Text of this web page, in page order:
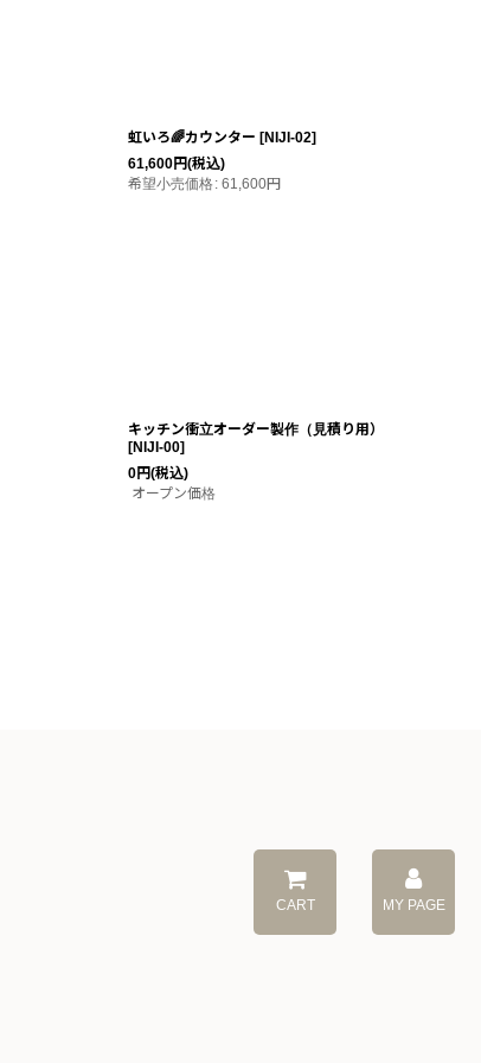
虹いろ🌈カウンター [NIJI‐02]
61,600円(税込)
希望小売価格: 61,600円
キッチン衝立オーダー製作（見積り用）
[NIJI‐00]
0円(税込)
オープン価格
CART MY PAGE